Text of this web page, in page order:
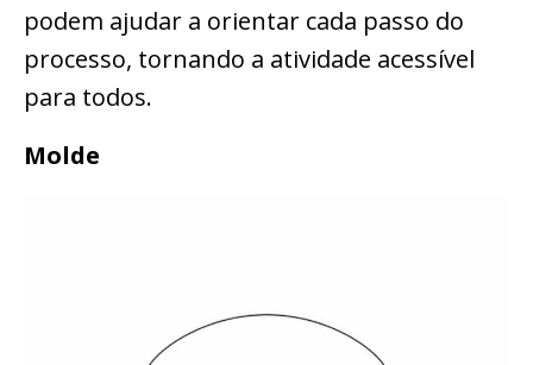
podem ajudar a orientar cada passo do
processo, tornando a atividade acessível
para todos.
Molde